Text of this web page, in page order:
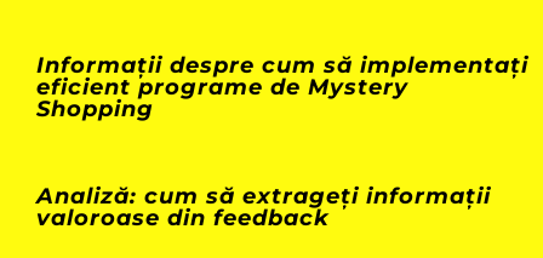
Informații despre cum să implementați
eficient programe de Mystery
Shopping
Analiză: cum să extrageți informații
valoroase din feedback